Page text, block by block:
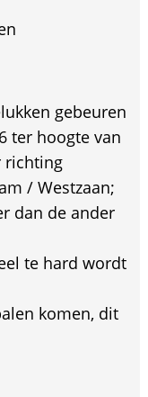
gebeuren
ter hoogte van
richting
/ Westzaan;
dan de ander
te hard wordt
komen, dit